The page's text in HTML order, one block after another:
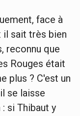
face à
il sait très bien
reconnu que
Rouges était
plus ? C'est un
se laisse
si Thibaut y